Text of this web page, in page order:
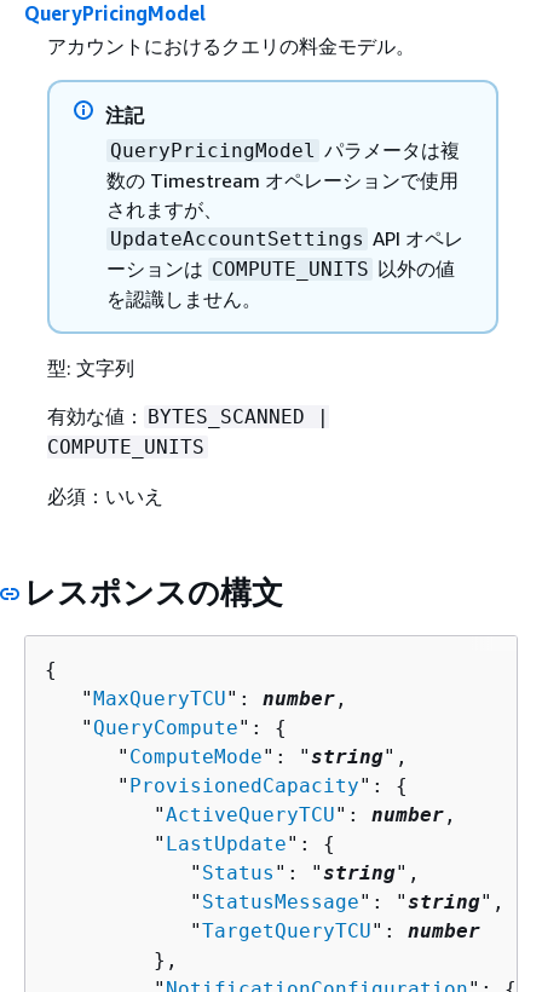
QueryPricingModel
アカウントにおけるクエリの料金モデル。
注記
QueryPricingModel パラメータは複
数の Timestream オペレーションで使用
されますが、
UpdateAccountSettings API オペレ
ーションは COMPUTE_UNITS 以外の値
を認識しません。
型: 文字列
有効な値：
BYTES_SCANNED |
COMPUTE_UNITS
必須：いいえ
レスポンスの構文
{
   "
MaxQueryTCU": number ,
   "
QueryCompute": {
      "
ComputeMode": "string",
      "
ProvisionedCapacity": {
         "
ActiveQueryTCU": number ,
         "
LastUpdate": {
            "
Status ": "string",
            "
StatusMessage": "string",
            "
TargetQueryTCU": number
         },